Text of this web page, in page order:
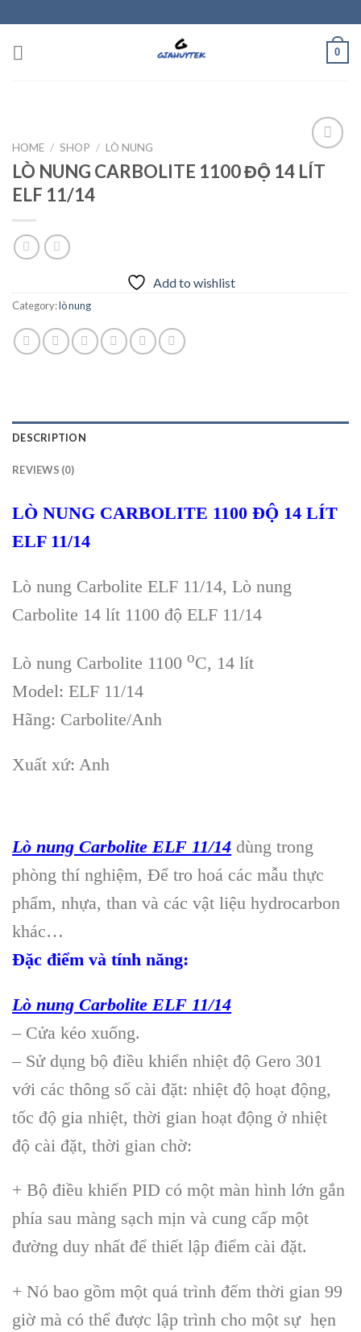
to
content
0
HOME / SHOP / LÒ NUNG
LÒ NUNG CARBOLITE 1100 ĐỘ 14 LÍT
ELF 11/14
Add to wishlist
Category:lò nung
DESCRIPTION
REVIEWS (0)
LÒ NUNG CARBOLITE 1100 ĐỘ 14 LÍT
ELF 11/14
Lò nung Carbolite ELF 11/14, Lò nung
Carbolite 14 lít 1100 độ ELF 11/14
Lò nung Carbolite 1100 oC, 14 lít
Model: ELF 11/14
Hãng: Carbolite/Anh
Xuất xứ: Anh
Lò nung Carbolite ELF 11/14 dùng trong
phòng thí nghiệm, Để tro hoá các mẫu thực
phẩm, nhựa, than và các vật liệu hydrocarbon
khác…
Đặc điểm và tính năng:
Lò nung Carbolite ELF 11/14
– Cửa kéo xuống.
– Sử dụng bộ điều khiển nhiệt độ Gero 301
với các thông số cài đặt: nhiệt độ hoạt động,
tốc độ gia nhiệt, thời gian hoạt động ở nhiệt
độ cài đặt, thời gian chờ:
+ Bộ điều khiển PID có một màn hình lớn gắn
phía sau màng sạch mịn và cung cấp một
đường duy nhất để thiết lập điểm cài đặt.
+ Nó bao gồm một quá trình đếm thời gian 99
giờ mà có thể được lập trình cho một sự hẹn